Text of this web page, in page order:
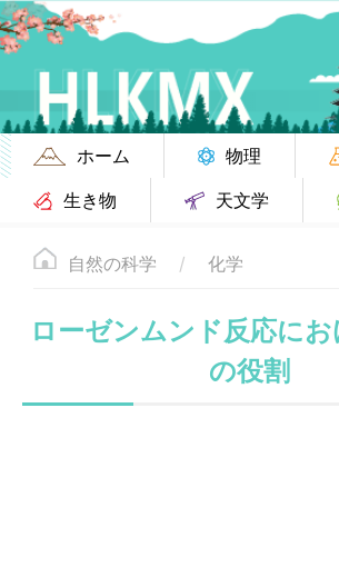
ホーム 物理
生き物
天文学
自然の科学 化学
ローゼンムンド反応に
の役割